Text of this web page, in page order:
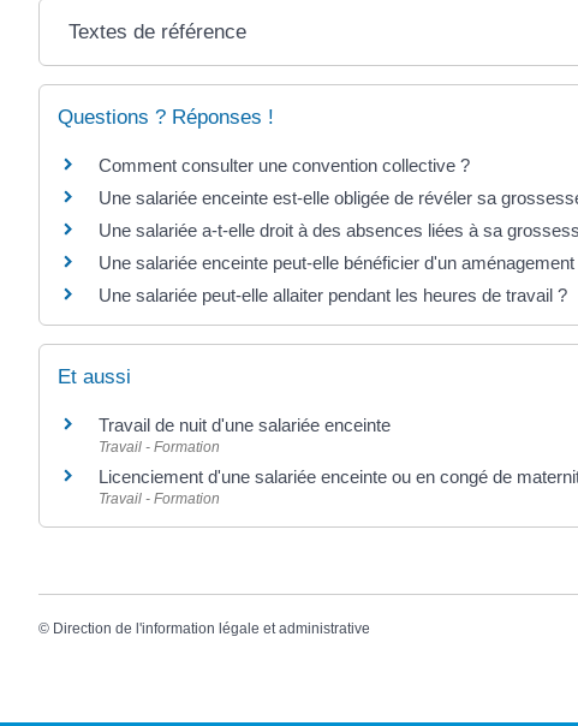
Textes de référence
Questions ? Réponses !
Comment consulter une convention collective ?
Une salariée enceinte est-elle obligée de révéler sa
Une salariée a-t-elle droit à des absences liées à sa
Une salariée enceinte peut-elle bénéficier d'un
Une salariée peut-elle allaiter pendant les heures de travail ?
Et aussi
Travail de nuit d'une salariée enceinte
Travail - Formation
Licenciement d'une salariée enceinte ou en congé de
Travail - Formation
© Direction de l'information légale et administrative